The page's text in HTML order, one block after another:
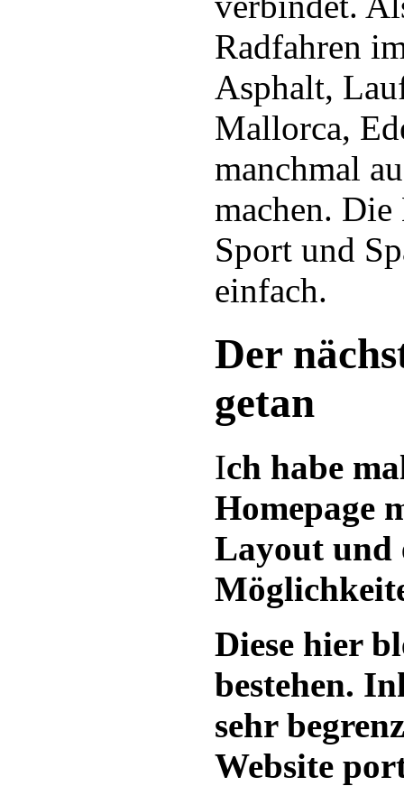
Radfahren
Asphalt,
Mallorca,
manchmal
machen.
Sport und
einfach.
Der
getan
Ich habe
Homepage
Layout und
Diese hier
bestehen.
sehr
Website